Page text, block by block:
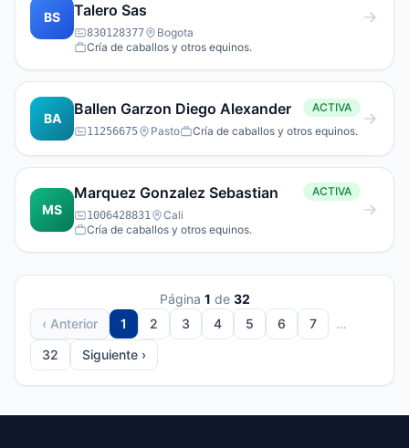
BS
Talero Sas
830128377
Bogota
Cría de caballos y otros equinos.
BA
Ballen Garzon Diego Alexander ACTIVA
11256675 Pasto Cría de caballos y otros equinos.
MS
Marquez Gonzalez Sebastian ACTIVA
1006428831
Cali
Cría de caballos y otros equinos.
Página 1 de 32
‹ Anterior
1 2 3 4 5 6 7
…
32
Siguiente ›